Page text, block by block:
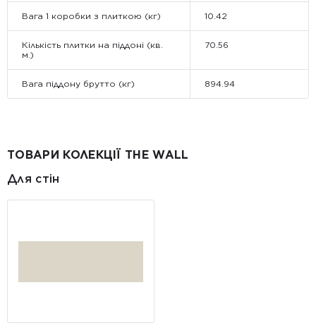
Вага 1 коробки з плиткою (кг) 10.42
Кількість плитки на піддоні (кв.
м.)
70.56
Вага піддону брутто (кг) 894.94
ТОВАРИ КОЛЕКЦІЇ THE WALL
Для стін